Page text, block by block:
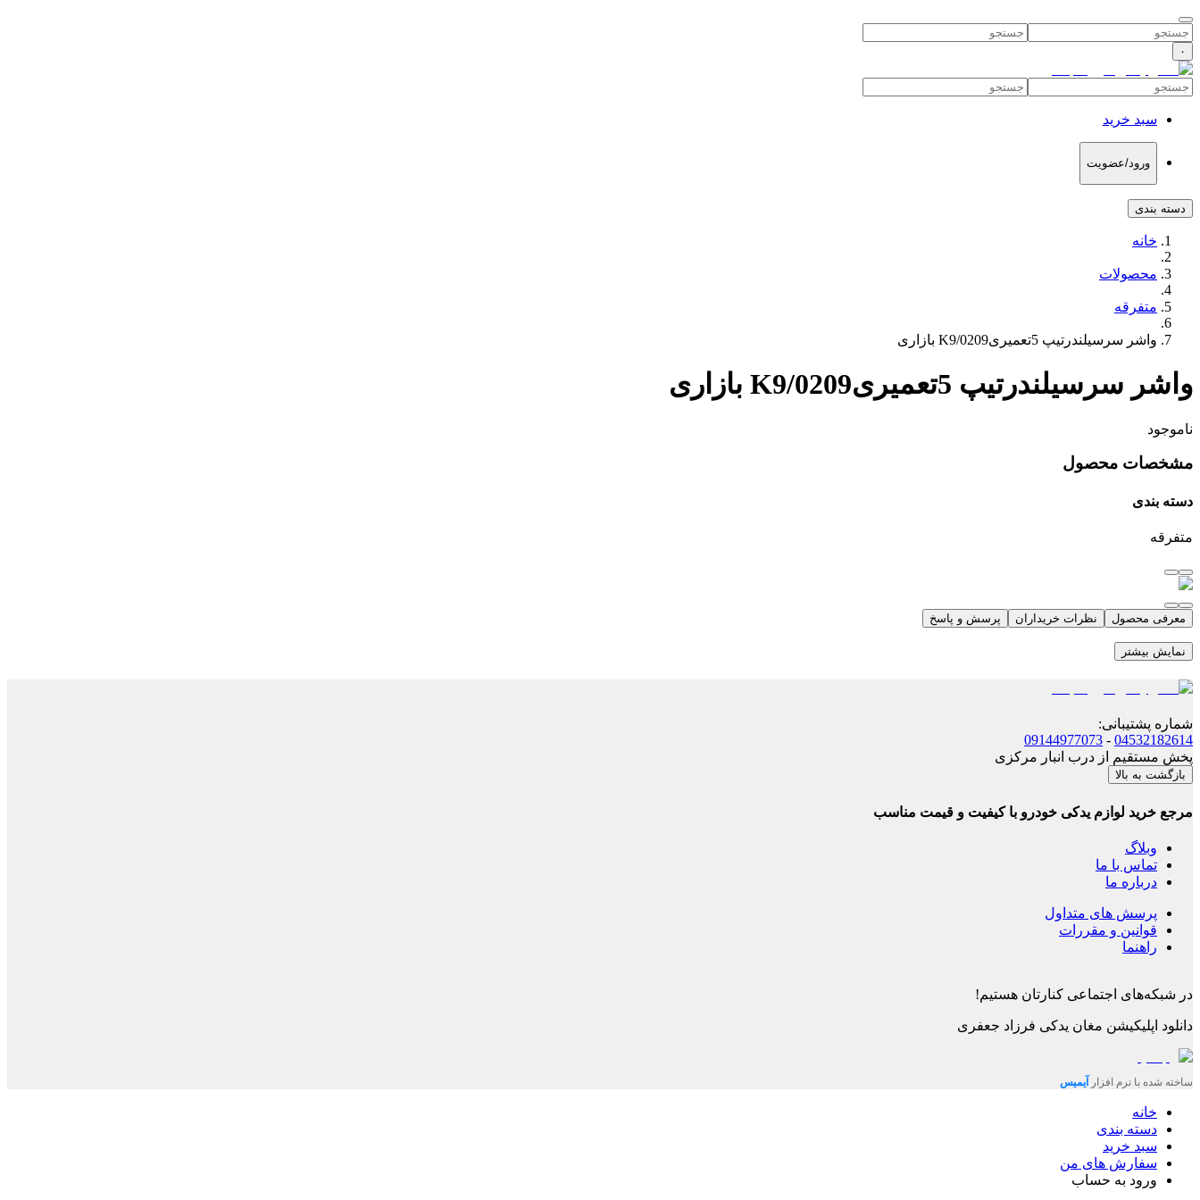
۰
سبد خرید
ورود/عضویت
دسته بندی
خانه
محصولات
متفرقه
واشر سرسیلندرتیپ 5تعمیریK9/0209 بازاری
واشر سرسیلندرتیپ 5تعمیریK9/0209 بازاری
ناموجود
مشخصات محصول
دسته بندی
متفرقه
معرفی محصول نظرات خریداران پرسش و پاسخ
نمایش بیشتر
شماره پشتیبانی:
04532182614
-
09144977073
پخش مستقیم از درب انبار مرکزی
بازگشت به بالا
مرجع خرید لوازم یدکی خودرو با کیفیت و قیمت مناسب
وبلاگ
تماس با ما
درباره ما
پرسش های متداول
قوانین و مقررات
راهنما
در شبکه‌های اجتماعی کنارتان هستیم!
دانلود اپلیکیشن مغان یدکی فرزاد جعفری
ساخته شده با نرم افزار آیمیس
خانه
دسته بندی
سبد خرید
سفارش های من
ورود به حساب